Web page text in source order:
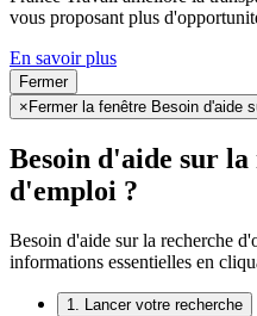
vous proposant plus
En savoir plus
Fermer
×Fermer la fenêtre Besoin d'aide
Besoin d'aide sur
d'emploi ?
Besoin d'aide sur la recherche
informations essentielles en
1. Lancer votre recherche